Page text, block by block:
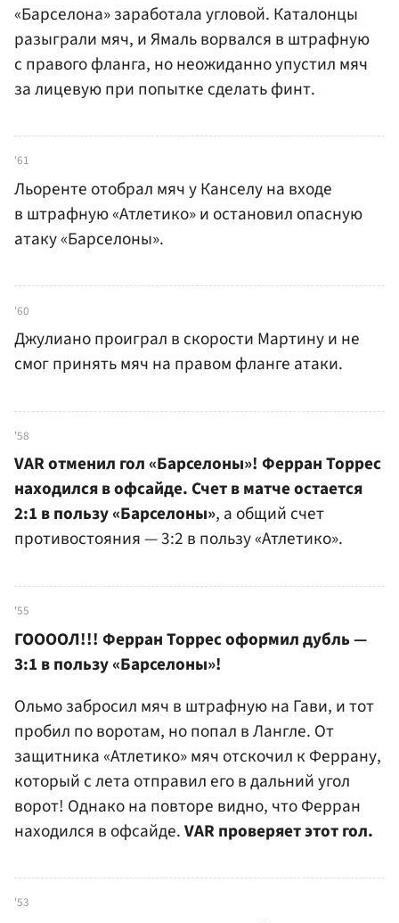
«Барселона» заработала угловой. Каталонцы
разыграли мяч, и Ямаль ворвался в штрафную
с правого фланга, но неожиданно упустил мяч
за лицевую при попытке сделать финт.
'61
Льоренте отобрал мяч у Канселу на входе
в штрафную «Атлетико» и остановил опасную
атаку «Барселоны».
'60
Джулиано проиграл в скорости Мартину и не
смог принять мяч на правом фланге атаки.
'58
VAR отменил гол «Барселоны»! Ферран Торрес
находился в офсайде. Счет в матче остается
2:1 в пользу «Барселоны», а общий счет
противостояния — 3:2 в пользу «Атлетико».
'55
ГООООЛ!!! Ферран Торрес оформил дубль —
3:1 в пользу «Барселоны»!
Ольмо забросил мяч в штрафную на Гави, и тот
пробил по воротам, но попал в Лангле. От
защитника «Атлетико» мяч отскочил к Феррану,
который с лета отправил его в дальний угол
ворот! Однако на повторе видно, что Ферран
находился в офсайде.VAR проверяет этот гол.
'53